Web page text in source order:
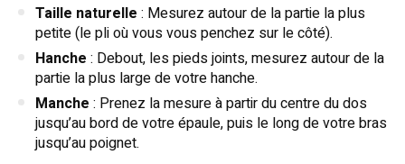
Taille naturelle : Mesurez autour de la partie la plus
petite (le pli où vous vous penchez sur le côté).
Hanche : Debout, les pieds joints, mesurez autour de la
partie la plus large de votre hanche.
Manche : Prenez la mesure à partir du centre du dos
jusqu’au bord de votre épaule, puis le long de votre bras
jusqu’au poignet.